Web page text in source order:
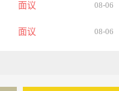
面议 08-06
面议 08-06